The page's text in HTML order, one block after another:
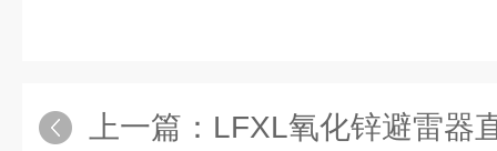
上一篇： LFXL氧化锌避雷器